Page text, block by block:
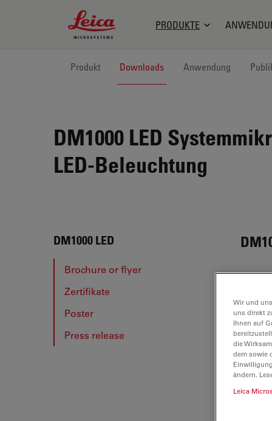
Leica Microsystems Logo
PRODUKTE
Produkt Downloads Anwendung
DM1000 LED
LED-Beleuchtung
DM1000 LED
Brochure or flyer
Zertifikate
Poster
Press release
Wir und
uns direkt
Ihnen auf
die
dem sowie
ändern.
Leica